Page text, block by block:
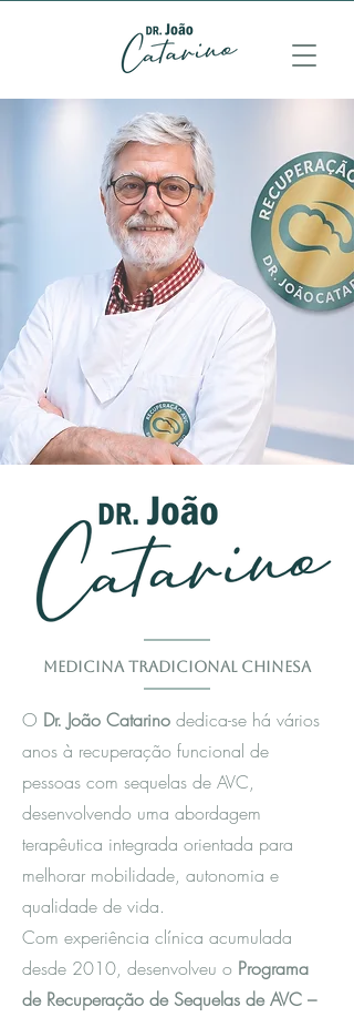
Medicina Tradicional Chinesa
O Dr. João Catarino dedica-se há vários
anos à recuperação funcional de
pessoas com sequelas de AVC,
desenvolvendo uma abordagem
terapêutica integrada orientada para
melhorar mobilidade, autonomia e
qualidade de vida.
Com experiência clínica acumulada
desde 2010, desenvolveu o Programa
de Recuperação de Sequelas de AVC –